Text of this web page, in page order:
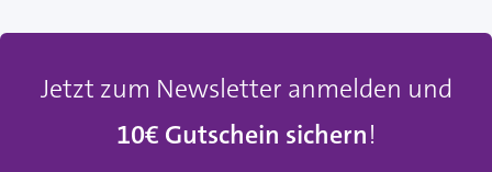
Jetzt zum Newsletter anmelden und
10€ Gutschein sichern!